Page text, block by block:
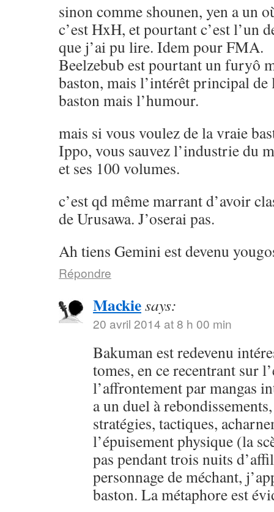
sinon comme shounen, yen a un
c’est HxH, et pourtant c’est l’un
que j’ai pu lire. Idem pour FMA.
Beelzebub est pourtant un furyô
baston, mais l’intérêt principal de
baston mais l’humour.
mais si vous voulez de la vraie
Ippo, vous sauvez l’industrie du
et ses 100 volumes.
c’est qd même marrant d’avoir
de Urusawa. J’oserai pas.
Ah tiens Gemini est devenu
Répondre
Mackiesays:
20 avril 2014 at 8 h 00 min
Bakuman est redevenu
tomes, en ce recentrant sur
l’affrontement par mangas
a un duel à
stratégies, tactiques,
l’épuisement physique (la
pas pendant trois nuits
personnage de méchant,
baston. La métaphore est